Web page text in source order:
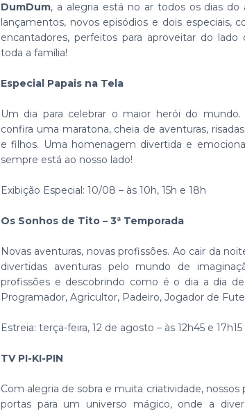
DumDum, a alegria está no ar todos os dias
lançamentos, novos episódios e dois especiais,
encantadores, perfeitos para aproveitar do lado
toda a família!
Especial Papais na Tela
Um dia para celebrar o maior herói do
confira uma maratona, cheia de aventuras,
e filhos. Uma homenagem divertida e
sempre está ao nosso lado!
Exibição Especial: 10/08 – às 10h, 15h e 18h
Os Sonhos de Tito – 3ª Temporada
Novas aventuras, novas profissões. Ao cair da
divertidas aventuras pelo mundo de
profissões e descobrindo como é o dia a dia
Programador, Agricultor, Padeiro, Jogador de
Estreia: terça-feira, 12 de agosto – às 12h45 e 17h15
TV PI-KI-PIN
Com alegria de sobra e muita criatividade,
portas para um universo mágico, onde a